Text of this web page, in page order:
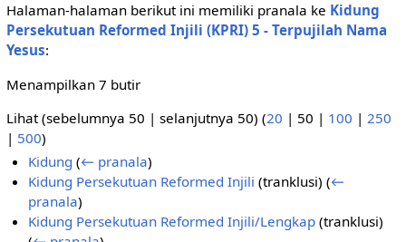
Halaman-halaman berikut ini memiliki pranala ke Kidung
Persekutuan Reformed Injili (KPRI) 5 - Terpujilah Nama
Yesus:
Menampilkan 7 butir
Lihat (sebelumnya 50 | selanjutnya 50) (20 | 50 | 100 | 250
| 500)
Kidung (← pranala)
Kidung Persekutuan Reformed Injili (tranklusi)(←
pranala)
Kidung Persekutuan Reformed Injili/Lengkap (tranklusi)